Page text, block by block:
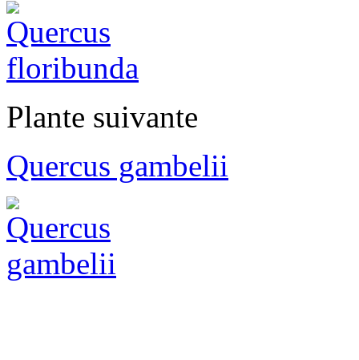
Plante suivante
Quercus gambelii